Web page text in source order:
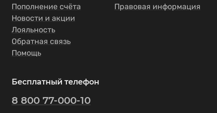
Пополнение счёта
Новости и акции
Лояльность
Обратная связь
Помощь
Правовая информация
Бесплатный телефон
8 800 77-000-10